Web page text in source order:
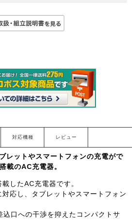
対応機種 レビュー
レットやスマートフォンの充電がで
載のAC充電器。
したAC充電器です。
応し、タブレットやスマートフォン
込口への干渉を抑えたコンパクトサ